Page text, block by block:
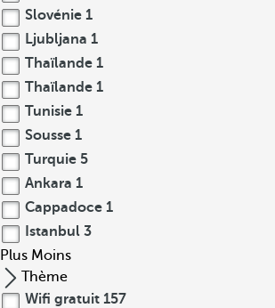
Slovénie 1
Ljubljana 1
Thaïlande 1
Thaïlande 1
Tunisie 1
Sousse 1
Turquie 5
Ankara 1
Cappadoce 1
Istanbul 3
Plus Moins
Thème
Wifi gratuit 157